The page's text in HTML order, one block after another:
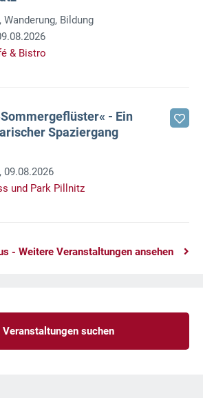
Wanderung, Bildung
& Bistro
- Ein
Spaziergang
09.08.2026
und Park Pillnitz
- Weitere Veranstaltungen ansehen
suchen